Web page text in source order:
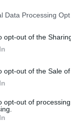
Data Processing
opt-out of the
opt-out of the Sale
opt-out of